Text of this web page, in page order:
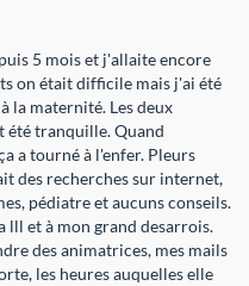
5 mois et j'allaite encore
on était difficile mais j'ai été
la maternité. Les deux
été tranquille. Quand
a tourné à l'enfer. Pleurs
des recherches sur internet,
pédiatre et aucuns conseils.
lll et à mon grand desarrois.
des animatrices, mes mails
les heures auquelles elle